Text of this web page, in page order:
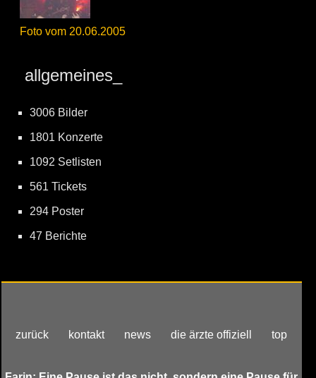
Foto vom 20.06.2005
allgemeines_
3006 Bilder
1801 Konzerte
1092 Setlisten
561 Tickets
294 Poster
47 Berichte
zurück kontakt news die ärzte offiziell top